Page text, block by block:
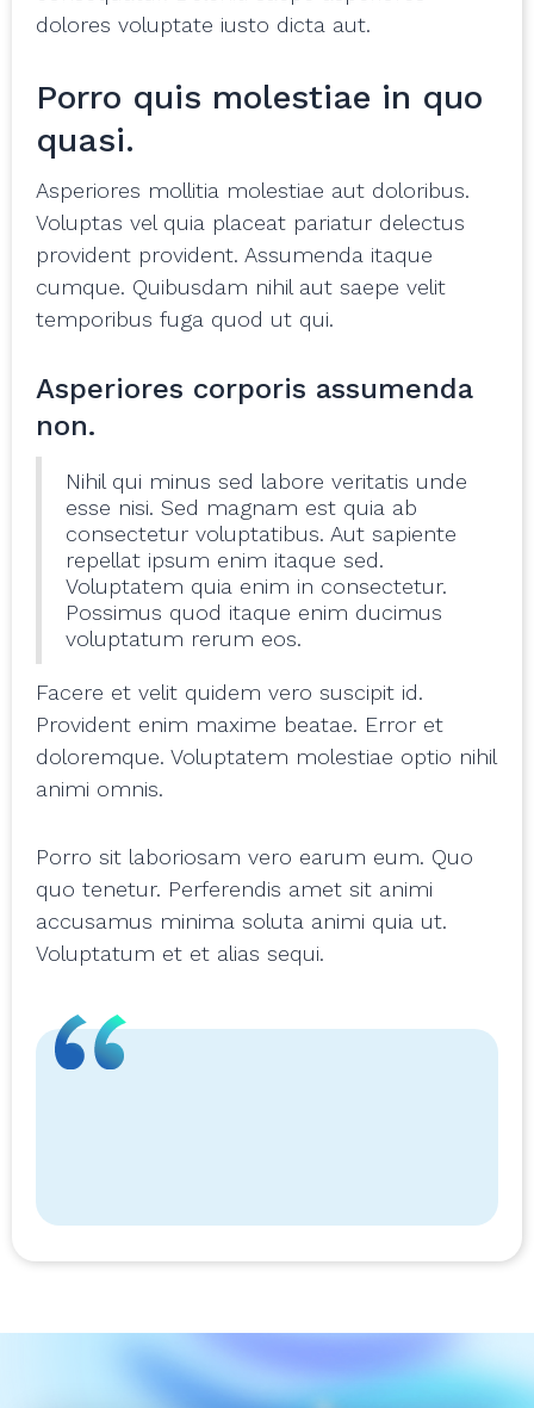
dolores voluptate iusto dicta aut.
Porro quis molestiae in quo
quasi.
Asperiores mollitia molestiae aut doloribus.
Voluptas vel quia placeat pariatur delectus
provident provident. Assumenda itaque
cumque. Quibusdam nihil aut saepe velit
temporibus fuga quod ut qui.
Asperiores corporis assumenda
non.
Nihil qui minus sed labore veritatis unde
esse nisi. Sed magnam est quia ab
consectetur voluptatibus. Aut sapiente
repellat ipsum enim itaque sed.
Voluptatem quia enim in consectetur.
Possimus quod itaque enim ducimus
voluptatum rerum eos.
Facere et velit quidem vero suscipit id.
Provident enim maxime beatae. Error et
doloremque. Voluptatem molestiae optio nihil
animi omnis.
Porro sit laboriosam vero earum eum. Quo
quo tenetur. Perferendis amet sit animi
accusamus minima soluta animi quia ut.
Voluptatum et et alias sequi.